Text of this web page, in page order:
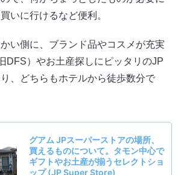
いに行けるなど便利。
い側に、ブランド品やコスメが充実
DFS）やお土産探しにピッタリのJP
、どちらもホテルから徒歩数分で